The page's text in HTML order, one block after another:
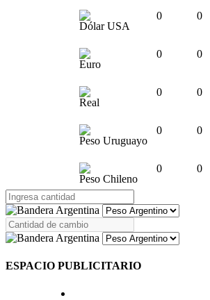
Dólar USA
0 0
Euro
0 0
Real
0 0
Peso Uruguayo
0 0
Peso Chileno
0 0
ESPACIO PUBLICITARIO